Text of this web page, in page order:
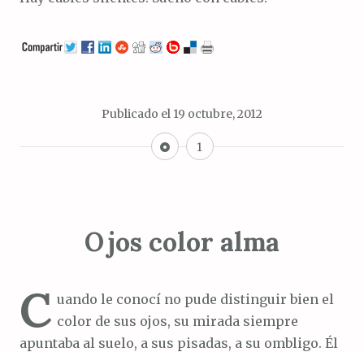
Publicado el 19 octubre, 2012
M
n
t
d
a
1
Ojos color alma
C uando le conocí no pude distinguir bien el
color de sus ojos, su mirada siempre
apuntaba al suelo, a sus pisadas, a su ombligo. Él